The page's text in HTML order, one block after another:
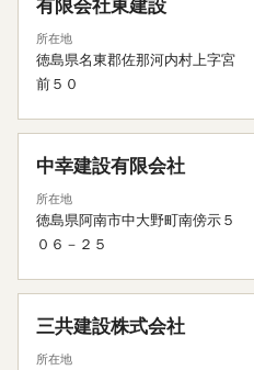
有限会社東建設
所在地
徳島県名東郡佐那河内村上字宮
前５０
中幸建設有限会社
所在地
徳島県阿南市中大野町南傍示５
０６－２５
三共建設株式会社
所在地